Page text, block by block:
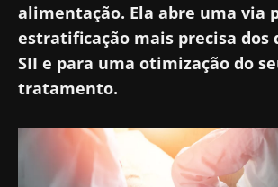
alimentação. Ela abre uma via
estratificação mais precisa dos
SII e para uma otimização do
tratamento.